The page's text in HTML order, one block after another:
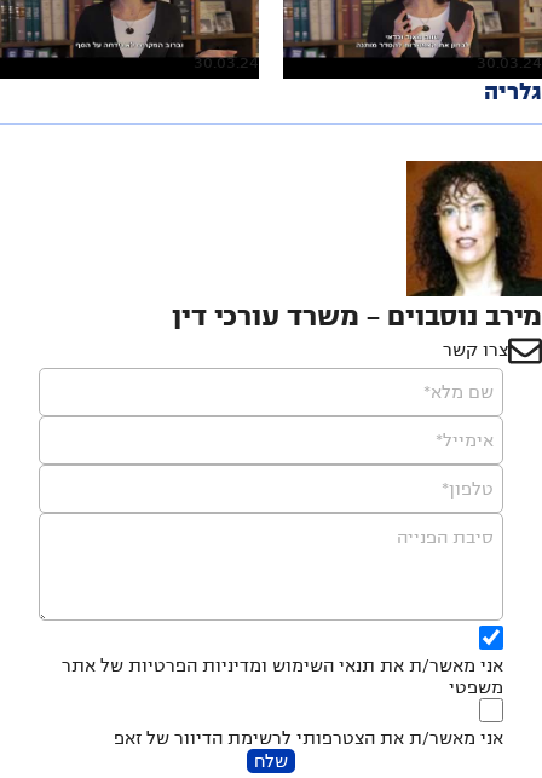
30.03.24
30.03.24
גלריה
מירב נוסבוים - משרד עורכי דין
צרו קשר
שם מלא*
אימייל*
טלפון*
סיבת הפנייה
אני מאשר/ת את תנאי השימוש ומדיניות הפרטיות של אתר
משפטי
אני מאשר/ת את הצטרפותי לרשימת הדיוור של זאפ
שלח